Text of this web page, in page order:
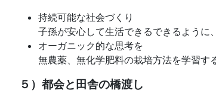
持続可能な社会づくり
子孫が安心して生活できるできるように
オーガニック的な思考を
無農薬、無化学肥料の栽培方法を学習す
５）都会と田舎の橋渡し